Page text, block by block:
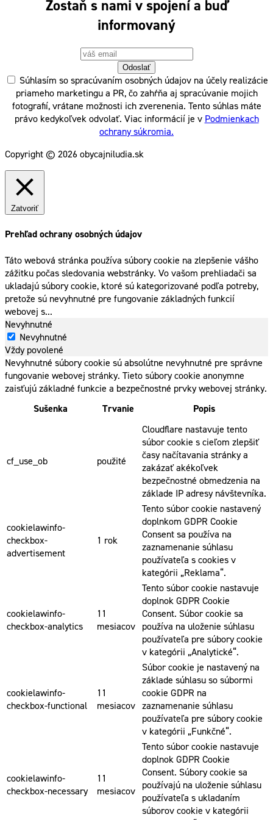
Zostaň s nami v spojení a buď
informovaný
Odoslať
Súhlasím so spracúvaním osobných údajov na účely realizácie
priameho marketingu a PR, čo zahŕňa aj spracúvanie mojich
fotografií, vrátane možnosti ich zverenenia. Tento súhlas máte
právo kedykoľvek odvolať. Viac informácií je v Podmienkach
ochrany súkromia.
Copyright © 2026 obycajniludia.sk
Zatvoriť
Prehľad ochrany osobných údajov
Táto webová stránka používa súbory cookie na zlepšenie vášho
zážitku počas sledovania webstránky. Vo vašom prehliadači sa
ukladajú súbory cookie, ktoré sú kategorizované podľa potreby,
pretože sú nevyhnutné pre fungovanie základných funkcií
webovej s...
Nevyhnutné
Nevyhnutné
Vždy povolené
Nevyhnutné súbory cookie sú absolútne nevyhnutné pre správne
fungovanie webovej stránky. Tieto súbory cookie anonymne
zaisťujú základné funkcie a bezpečnostné prvky webovej stránky.
Sušenka
Trvanie Popis
cf_use_ob použité
Cloudflare nastavuje tento
súbor cookie s cieľom zlepšiť
časy načítavania stránky a
zakázať akékoľvek
bezpečnostné obmedzenia na
základe IP adresy návštevníka.
cookielawinfo-
checkbox-
advertisement
1 rok
Tento súbor cookie nastavený
doplnkom GDPR Cookie
Consent sa používa na
zaznamenanie súhlasu
používateľa s cookies v
kategórii „Reklama“.
cookielawinfo-
checkbox-analytics
11
mesiacov
Tento súbor cookie nastavuje
doplnok GDPR Cookie
Consent. Súbor cookie sa
používa na uloženie súhlasu
používateľa pre súbory cookie
v kategórii „Analytické“.
cookielawinfo-
checkbox-functional
11
mesiacov
Súbor cookie je nastavený na
základe súhlasu so súbormi
cookie GDPR na
zaznamenanie súhlasu
používateľa pre súbory cookie
v kategórii „Funkčné“.
cookielawinfo-
checkbox-necessary
11
mesiacov
Tento súbor cookie nastavuje
doplnok GDPR Cookie
Consent. Súbory cookie sa
používajú na uloženie súhlasu
používateľa s ukladaním
súborov cookie v kategórii